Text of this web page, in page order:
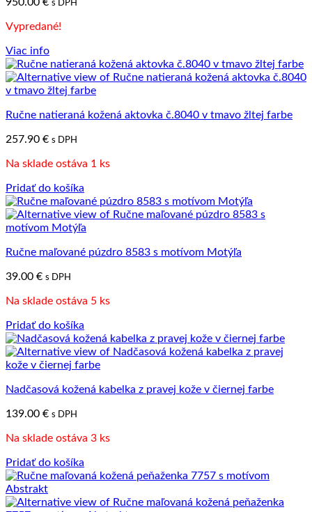
950.00 € s DPH
Vypredané!
Viac info
Ručne natieraná kožená aktovka č.8040 v tmavo žltej farbe
257.90 € s DPH
Na sklade ostáva 1 ks
Pridať do košíka
Ručne maľované púzdro 8583 s motívom Motýľa
39.00 € s DPH
Na sklade ostáva 5 ks
Pridať do košíka
Nadčasová kožená kabelka z pravej kože v čiernej farbe
139.00 € s DPH
Na sklade ostáva 3 ks
Pridať do košíka